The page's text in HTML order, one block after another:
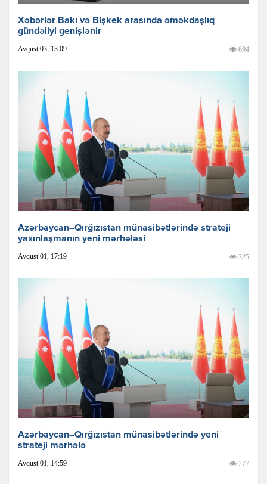
Xəbərlər Bakı və Bişkek arasında əməkdaşlıq
gündəliyi genişlənir
Avqust 03, 13:09 694
Azərbaycan–Qırğızıstan münasibətlərində strateji
yaxınlaşmanın yeni mərhələsi
Avqust 01, 17:19 325
Azərbaycan–Qırğızıstan münasibətlərində yeni
strateji mərhələ
Avqust 01, 14:59 277